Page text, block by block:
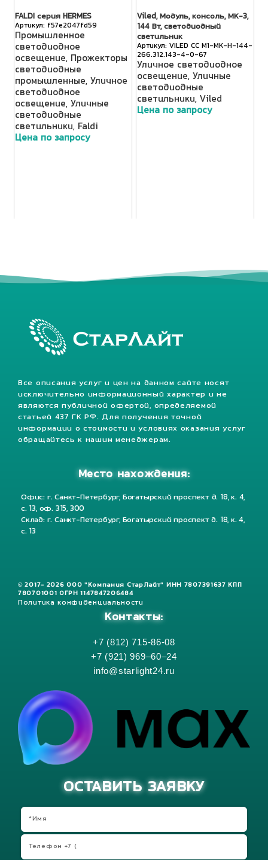
FALDI серия HERMES
f57e2047fd59
Промышленное
светодиодное
освещение, Прожекторы
светодиодные
промышленные, Уличное
светодиодное
освещение, Уличные
светодиодные
светильники, Faldi
Цена по запросу
Viled, Модуль, консоль, МК-3,
144 Вт, светодиодный
светильник
VILED СС М1-МК-Н-144-
266.312.143-4-0-67
Уличное светодиодное
освещение, Уличные
светодиодные
светильники, Viled
Цена по запросу
Все описания услуг и цен на данном сайте носят
исключительно информационный характер и не
являются публичной офертой, определяемой
статьей 437 ГК РФ. Для получения точной
информации о стоимости и условиях оказания услуг
обращайтесь к нашим менеджерам.
Место нахождения:
Офис: г. Санкт-Петербург, Богатырский проспект д. 18, к. 4,
с. 13, оф. 315, 300
Склад: г. Санкт-Петербург, Богатырский проспект д. 18, к. 4,
с. 13
© 2017- 2026 ООО "Компания СтарЛайт" ИНН 7807391637 КПП
780701001 ОГРН 1147847206484
Политика конфиденциальности
Контакты:
+7 (812) 715-86-08
+7 (921) 969–60–24
info@starlight24.ru
ОСТАВИТЬ ЗАЯВКУ